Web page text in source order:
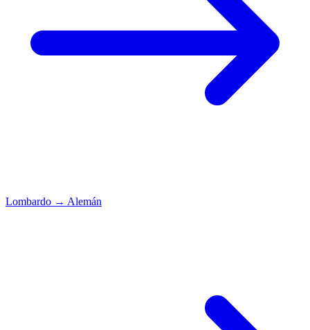
Lombardo → Alemán